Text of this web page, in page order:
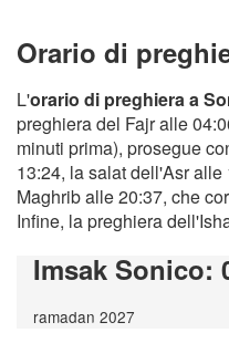
Orario di
L'orario di preghiera a
preghiera del Fajr alle
minuti prima), prosegue
13:24, la salat dell'Asr
Maghrib alle 20:37, che
Infine, la preghiera
Imsak Sonico:
ramadan 2027